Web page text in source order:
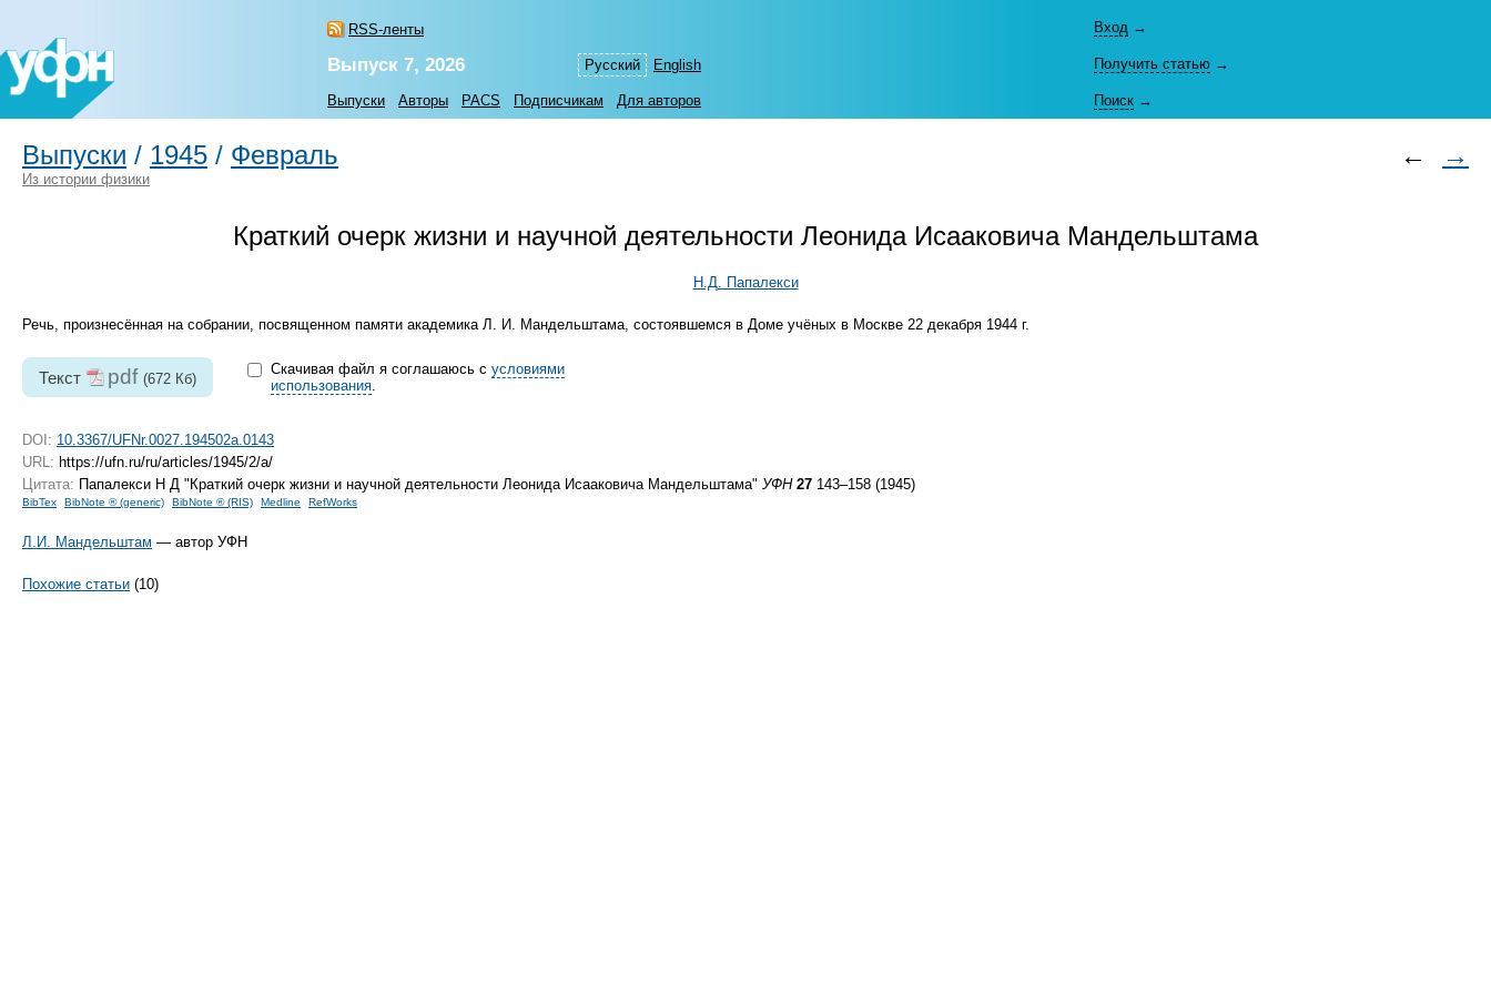
RSS-ленты
Русский English
Вход →
Выпуск 7, 2026 Получить статью →
Выпуски Авторы PACS Подписчикам Для авторов Поиск →
Выпуски / 1945 / Февраль ← →
Из истории физики
Краткий очерк жизни и научной деятельности Леонида Исааковича Мандельштама
Н.Д. Папалекси
Речь, произнесённая на собрании, посвященном памяти академика Л. И. Мандельштама, состоявшемся в Доме учёных в Москве 22 декабря 1944 г.
Текст pdf (672 Кб)
Скачивая файл я соглашаюсь с условиями
использования.
DOI: 10.3367/UFNr.0027.194502a.0143
URL: https://ufn.ru/ru/articles/1945/2/a/
Цитата: Папалекси Н Д "Краткий очерк жизни и научной деятельности Леонида Исааковича Мандельштама" УФН 27 143–158 (1945)
BibTex BibNote ® (generic) BibNote ® (RIS) Medline RefWorks
Л.И. Мандельштам — автор УФН
Похожие статьи (10)